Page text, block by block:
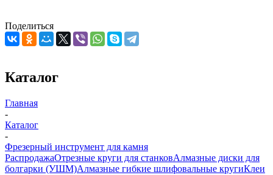
Поделиться
Каталог
Главная
-
Каталог
-
Фрезерный инструмент для камня
РаспродажаОтрезные круги для станковАлмазные диски для
болгарки (УШМ)Алмазные гибкие шлифовальные кругиКлеи